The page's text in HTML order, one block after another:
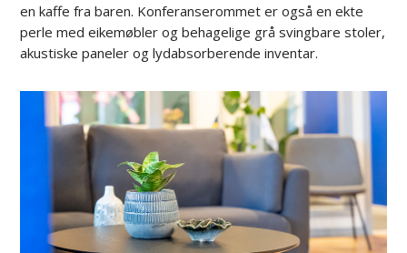
en kaffe fra baren. Konferanserommet er også en ekte
perle med eikemøbler og behagelige grå svingbare stoler,
akustiske paneler og lydabsorberende inventar.